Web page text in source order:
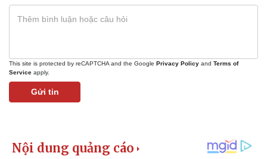
Kinh tế
This site is protected by reCAPTCHA and the Google Privacy Policy and Terms of
Service apply.
Gửi tin